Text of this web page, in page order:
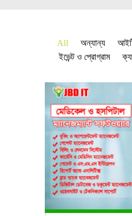
All অন্যান্য
ইভেন্ট ও প্রোগ্রাম